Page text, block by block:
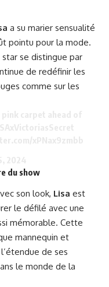
a su marier sensualité
pointu pour la mode.
se distingue par
de redéfinir les
comme sur les
du show
son look, Lisa est
le défilé avec une
mémorable. Cette
mannequin et
de ses
le monde de la